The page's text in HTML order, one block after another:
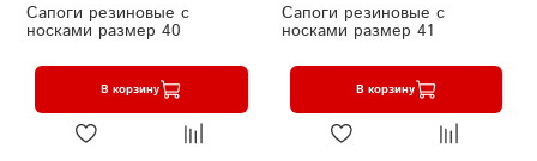
Сапоги резиновые с
носками размер 40
В корзину
Сапоги резиновые с
носками размер 41
В корзину